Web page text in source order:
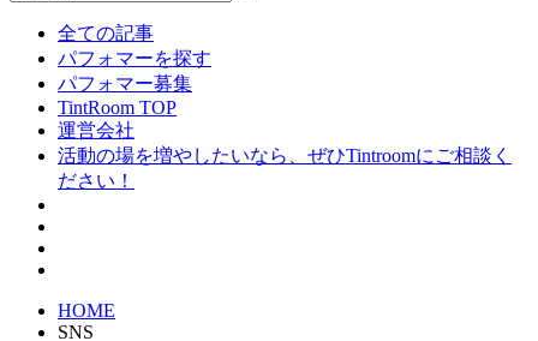
全ての記事
パフォマーを探す
パフォマー募集
TintRoom TOP
運営会社
活動の場を増やしたいなら、ぜひTintroomにご相談く
ださい！
HOME
SNS